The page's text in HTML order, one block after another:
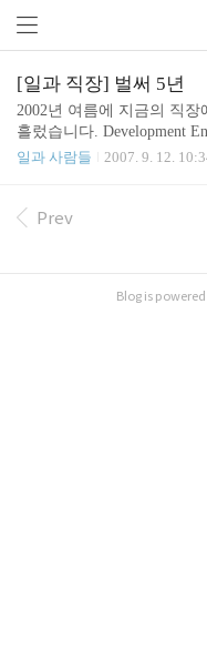
[일과 직장] 벌써 5년
2002년 여름에 지금의 직장
흘렀습니다. Development
의 일들을 하며 눈 깜짝할
년 근속자에게 주는 껌볼
일과 사람들 2007. 9. 12.
Prev
Blog is